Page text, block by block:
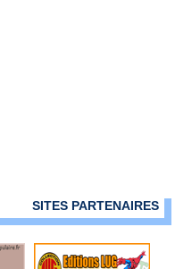
SITES PARTENAIRES